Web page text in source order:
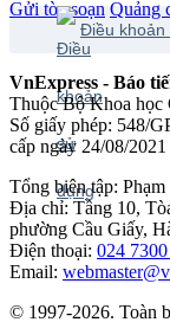
Gửi tòa soạn Quảng
Điều khoản
VnExpress - Báo
Thuộc Bộ Khoa học
Số giấy phép: 548/
cấp ngày 24/08/2021
Tổng biên tập:
Địa chỉ: Tầng 10,
phường Cầu Giấy,
Điện thoại: 024
Email:
© 1997-2026. Toàn